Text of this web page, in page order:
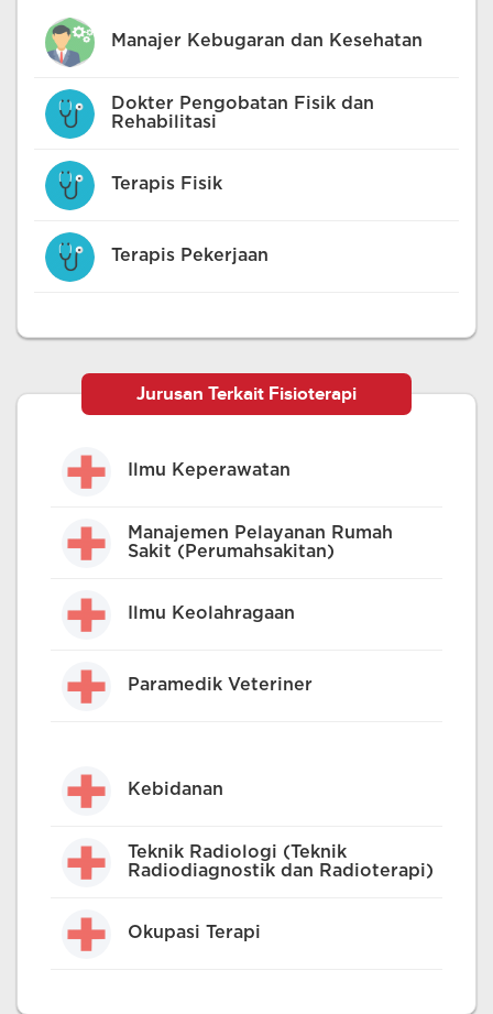
Manajer Kebugaran dan Kesehatan
Dokter Pengobatan Fisik dan
Rehabilitasi
Terapis Fisik
Terapis Pekerjaan
Jurusan Terkait Fisioterapi
Ilmu Keperawatan
Manajemen Pelayanan Rumah
Sakit (Perumahsakitan)
Ilmu Keolahragaan
Paramedik Veteriner
Kebidanan
Teknik Radiologi (Teknik
Radiodiagnostik dan Radioterapi)
Okupasi Terapi